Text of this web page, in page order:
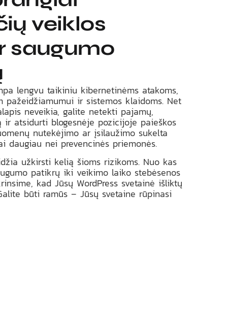
veiklos
saugumo
lengvu taikiniu kibernetinėms atakoms,
pažeidžiamumui ir sistemos klaidoms. Net
neveikia, galite netekti pajamų,
atsidurti blogesnėje pozicijoje paieškos
nutekėjimo ar įsilaužimo sukelta
daugiau nei prevencinės priemonės.
užkirsti kelią šioms rizikoms. Nuo kas
patikrų iki veikimo laiko stebėsenos
kad Jūsų WordPress svetainė išliktų
būti ramūs – Jūsų svetaine rūpinasi